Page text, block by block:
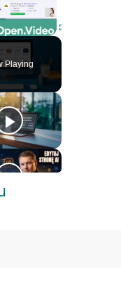
Playing